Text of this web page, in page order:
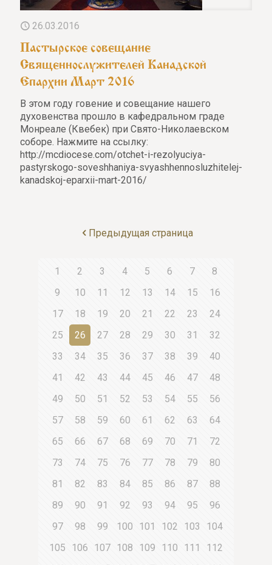
26.03.2016
Пастырское совещание
Священнослужителей Канадской
Епархии Март 2016
В этом году говение и совещание нашего
духовенства прошло в кафедральном граде
Монреале (Квебек) при Свято-Николаевском
соборе. Нажмите на ссылку:
http://mcdiocese.com/otchet-i-rezolyuciya-
pastyrskogo-soveshhaniya-svyashhennosluzhitelej-
kanadskoj-eparxii-mart-2016/
Предыдущая страница
1 2 3 4 5 6 7
8
9
10 11 12 13 14 15
16
17
18 19 20 21 22 23
24
25
26 27 28 29 30 31
32
33
34 35 36 37 38 39
40
41
42 43 44 45 46 47
48
49
50 51 52 53 54 55
56
57
58 59 60 61 62 63
64
65
66 67 68 69 70 71
72
73
74 75 76 77 78 79
80
81
82 83 84 85 86 87
88
89
90 91 92 93 94 95
96
97
98 99 100 101 102 103
104
105
106 107 108 109 110 111
112